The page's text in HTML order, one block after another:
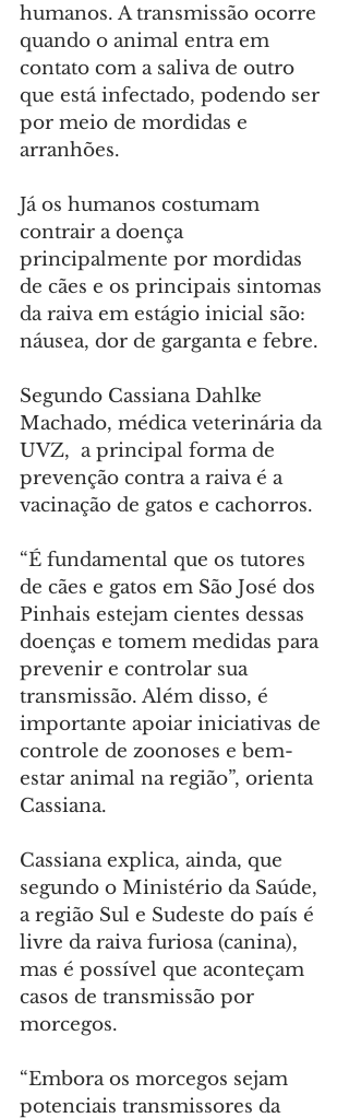
humanos. A transmissão ocorre
quando o animal entra em
contato com a saliva de outro
que está infectado, podendo ser
por meio de mordidas e
arranhões.
Já os humanos costumam
contrair a doença
principalmente por mordidas
de cães e os principais sintomas
da raiva em estágio inicial são:
náusea, dor de garganta e febre.
Segundo Cassiana Dahlke
Machado, médica veterinária da
UVZ,  a principal forma de
prevenção contra a raiva é a
vacinação de gatos e cachorros.
“É fundamental que os tutores
de cães e gatos em São José dos
Pinhais estejam cientes dessas
doenças e tomem medidas para
prevenir e controlar sua
transmissão. Além disso, é
importante apoiar iniciativas de
controle de zoonoses e bem-
estar animal na região”, orienta
Cassiana.
Cassiana explica, ainda, que
segundo o Ministério da Saúde,
a região Sul e Sudeste do país é
livre da raiva furiosa (canina),
mas é possível que aconteçam
casos de transmissão por
morcegos.
“Embora os morcegos sejam
potenciais transmissores da